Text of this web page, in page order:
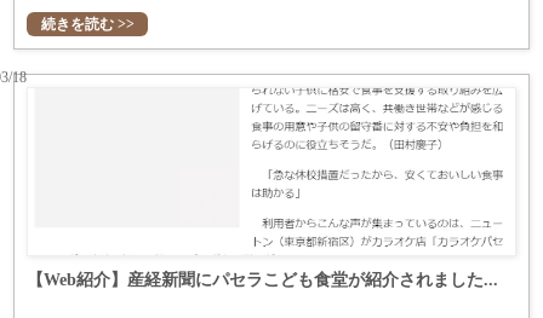
続きを読む >>
【Web紹介】産経新聞にパセラこども食堂が紹介されました...
18